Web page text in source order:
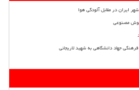
ایران در مقابل آلودگی هوا
مصنوعی
جهاد دانشگاهی به شهید لاریجانی